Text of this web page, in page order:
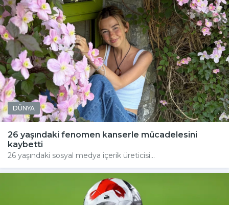
DÜNYA
26 yaşındaki fenomen kanserle mücadelesini
kaybetti
26 yaşındaki sosyal medya içerik üreticisi...